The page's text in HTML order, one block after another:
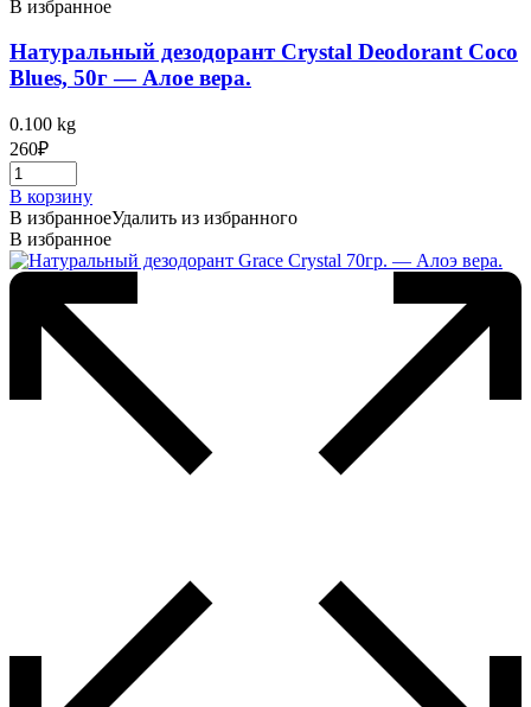
В избранное
Натуральный дезодорант Crystal Deodorant Coco
Blues, 50г — Алое вера.
0.100 kg
260₽
В корзину
В избранноеУдалить из избранного
В избранное